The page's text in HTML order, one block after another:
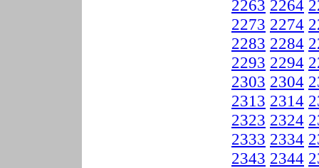
2263 2264
2273 2274
2283 2284
2293 2294
2303 2304
2313 2314
2323 2324
2333 2334
2343 2344